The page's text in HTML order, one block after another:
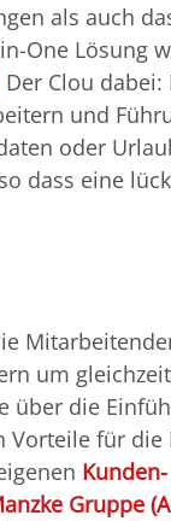
als auch
One Lösung
Der Clou dabei:
und
oder
dass eine
um
über die
Vorteile für die
Gruppe